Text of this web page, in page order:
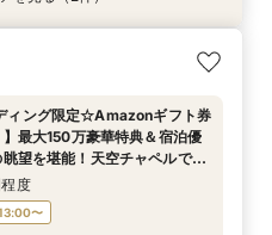
ント】地上150mチャペルで叶
13:30〜
予約
大阪駅直結◆地上150mの絶
質プライベートウエディング
13:30〜
予約
ィング限定☆Amazonギフト券
最大150万豪華特典＆宿泊優
望を堪能！天空チャペルで感
験*BIGフェア
度
〜